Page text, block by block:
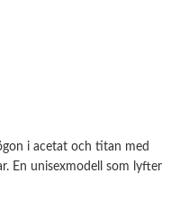
i acetat och titan med
En unisexmodell som lyfter